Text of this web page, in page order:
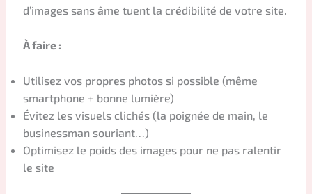
d’images sans âme tuent la crédibilité de votre site.
À faire :
Utilisez vos propres photos si possible (même
smartphone + bonne lumière)
Évitez les visuels clichés (la poignée de main, le
businessman souriant…)
Optimisez le poids des images pour ne pas ralentir
le site